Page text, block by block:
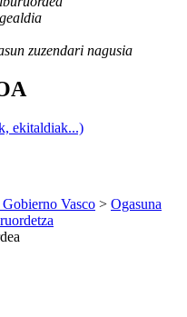
zuzendari nagusia
ekitaldiak...)
Vasco > Ogasuna